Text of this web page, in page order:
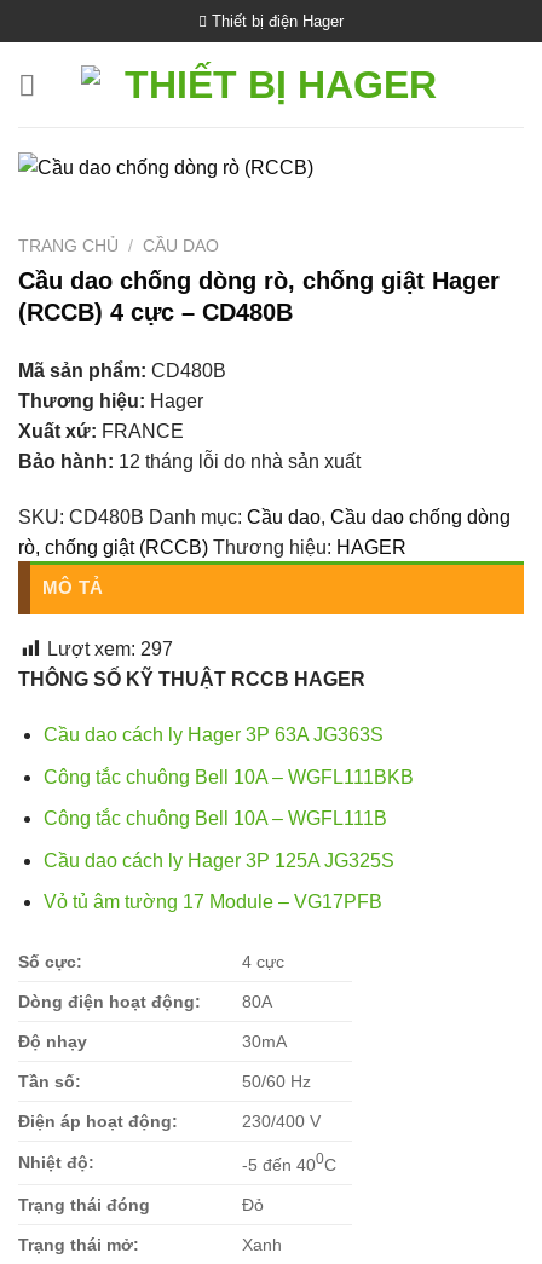
qua
nội
Thiết bị điện Hager
TRANG CHỦ / CẦU DAO
Cầu dao chống dòng rò, chống giật Hager
(RCCB) 4 cực – CD480B
Mã sản phẩm: CD480B
Thương hiệu: Hager
Xuất xứ: FRANCE
Bảo hành: 12 tháng lỗi do nhà sản xuất
SKU: CD480B Danh mục: Cầu dao, Cầu dao chống dòng
rò, chống giật (RCCB) Thương hiệu: HAGER
MÔ TẢ
Lượt xem: 297
THÔNG SỐ KỸ THUẬT RCCB HAGER
Cầu dao cách ly Hager 3P 63A JG363S
Công tắc chuông Bell 10A – WGFL111BKB
Công tắc chuông Bell 10A – WGFL111B
Cầu dao cách ly Hager 3P 125A JG325S
Vỏ tủ âm tường 17 Module – VG17PFB
Số cực: 4 cực
Dòng điện hoạt động: 80A
Độ nhạy 30mA
Tần số: 50/60 Hz
Điện áp hoạt động: 230/400 V
Nhiệt độ: -5 đến 400C
Trạng thái đóng Đỏ
Trạng thái mở: Xanh